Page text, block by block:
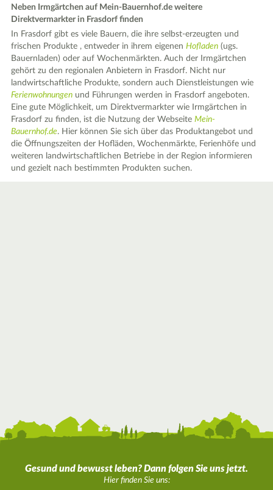
Neben Irmgärtchen auf Mein-Bauernhof.de weitere
Direktvermarkter in Frasdorf finden
In Frasdorf gibt es viele Bauern, die ihre selbst-erzeugten und
frischen Produkte , entweder in ihrem eigenenHofladen (ugs.
Bauernladen) oder auf Wochenmärkten. Auch der Irmgärtchen
gehört zu den regionalen Anbietern in Frasdorf. Nicht nur
landwirtschaftliche Produkte, sondern auch Dienstleistungen wie
Ferienwohnungen und Führungen werden in Frasdorf angeboten.
Eine gute Möglichkeit, um Direktvermarkter wie Irmgärtchen in
Frasdorf zu finden, ist die Nutzung der WebseiteMein-
Bauernhof.de. Hier können Sie sich über das Produktangebot und
die Öffnungszeiten der Hofläden, Wochenmärkte, Ferienhöfe und
weiteren landwirtschaftlichen Betriebe in der Region informieren
und gezielt nach bestimmten Produkten suchen.
Gesund und bewusst leben? Dann folgen Sie uns jetzt.
Hier finden Sie uns: